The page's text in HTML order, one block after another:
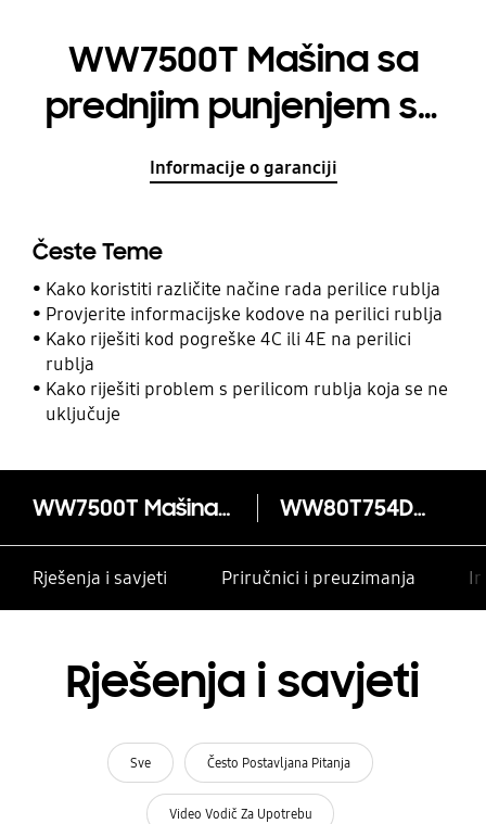
WW7500T Mašina sa
prednjim punjenjem sa
Eco Bubble™,
Kontrolom
Informacije o garanciji
Česte Teme
Kako koristiti različite načine rada perilice rublja
Provjerite informacijske kodove na perilici rublja
Kako riješiti kod pogreške 4C ili 4E na perilici
rublja
Kako riješiti problem s perilicom rublja koja se ne
uključuje
WW7500T Mašina sa prednjim punjenjem sa Eco Bubble™, QuickDrive™ i AI Kontrolom WW80T754DBH
Rješenja i savjeti Priručnici i preuzimanja
Rješenja i savjeti
Sve Često Postavljana Pitanja
Video Vodič Za Upotrebu